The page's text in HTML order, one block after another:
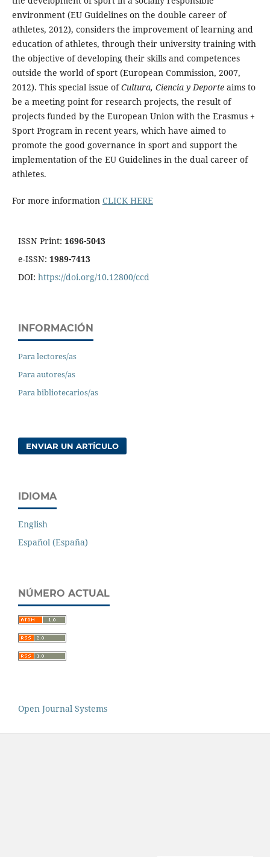
environment (EU Guidelines on the double career of
athletes, 2012), considers the improvement of learning and
education of athletes, through their university training with
the objective of developing their skills and competences
outside the world of sport (European Commission, 2007,
2012). This special issue ofCultura, Ciencia y Deporteaims to
be a meeting point for research projects, the result of
projects funded by the European Union with the Erasmus +
Sport Program in recent years, which have aimed to
promote the good governance in sport and support the
implementation of the EU Guidelines in the dual career of
athletes.
For more information CLICK HERE
ISSN Print: 1696-5043
e-ISSN: 1989-7413
DOI: https://doi.org/10.12800/ccd
INFORMACIÓN
Para lectores/as
Para autores/as
Para bibliotecarios/as
ENVIAR UN ARTÍCULO
IDIOMA
English
Español (España)
NÚMERO ACTUAL
Open Journal Systems